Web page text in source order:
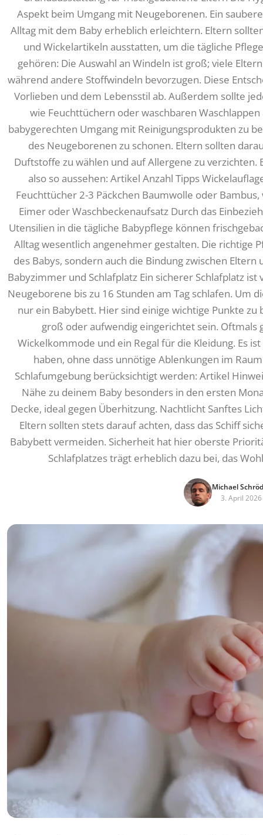
Aspekt beim Umgang mit Neugeborenen. Ein
Alltag mit dem Baby erheblich erleichtern. Eltern
und Wickelartikeln ausstatten, um die tägliche
gehören: Die Auswahl an Windeln ist groß; viele
während andere Stoffwindeln bevorzugen. Diese
Vorlieben und dem Lebensstil ab. Außerdem sollte
wie Feuchttüchern oder waschbaren
babygerechten Umgang mit Reinigungsprodukten zu
des Neugeborenen zu schonen. Eltern sollten
Duftstoffe zu wählen und auf Allergene zu
also so aussehen: Artikel Anzahl Tipps
Feuchttücher 2-3 Päckchen Baumwolle oder
Eimer oder Waschbeckenaufsatz Durch das
Utensilien in die tägliche Babypflege können
Alltag wesentlich angenehmer gestalten. Die richtige
des Babys, sondern auch die Bindung zwischen Eltern
Babyzimmer und Schlafplatz Ein sicherer Schlafplatz
Neugeborene bis zu 16 Stunden am Tag schlafen. Um
nur ein Babybett. Hier sind einige wichtige Punkte
groß oder aufwendig eingerichtet sein. Oftmals
Wickelkommode und ein Regal für die Kleidung. Es
haben, ohne dass unnötige Ablenkungen im
Schlafumgebung berücksichtigt werden: Artikel
Nähe zu deinem Baby besonders in den ersten
Decke, ideal gegen Überhitzung. Nachtlicht Sanftes
Eltern sollten stets darauf achten, dass das Schiff
Babybett vermeiden. Sicherheit hat hier oberste
Schlafplatzes trägt erheblich dazu bei, das
Michael
3. April 2026